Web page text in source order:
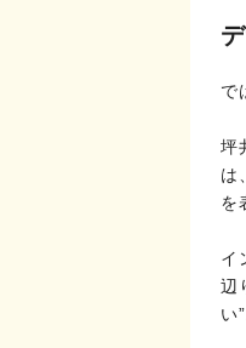
で
坪
は
を
イ
辺
い